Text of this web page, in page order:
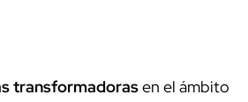
transformadorasen el ámbito